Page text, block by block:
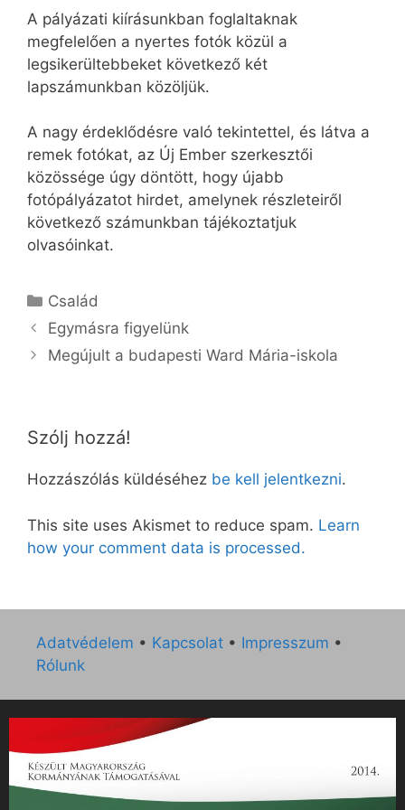
A pályázati kiírásunkban foglaltaknak
megfelelően a nyertes fotók közül a
legsikerültebbeket következő két
lapszámunkban közöljük.
A nagy érdeklődésre való tekintettel, és látva a
remek fotókat, az Új Ember szerkesztői
közössége úgy döntött, hogy újabb
fotópályázatot hirdet, amelynek részleteiről
következő számunkban tájékoztatjuk
olvasóinkat.
Kategória
Család
Egymásra figyelünk
Megújult a budapesti Ward Mária-iskola
Szólj hozzá!
Hozzászólás küldéséhez be kell jelentkezni.
This site uses Akismet to reduce spam. Learn
how your comment data is processed.
Adatvédelem • Kapcsolat • Impresszum •
Rólunk